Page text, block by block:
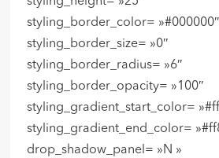
styling_border_color= »#000000″
styling_border_size= »0″
styling_border_radius= »6″
styling_border_opacity= »100″
styling_gradient_start_color=
styling_gradient_end_color=
drop_shadow_panel= »N »